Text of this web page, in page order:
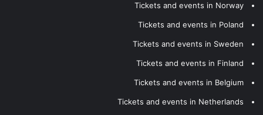
Tickets and events in Norway
Tickets and events in Poland
Tickets and events in Sweden
Tickets and events in Finland
Tickets and events in Belgium
Tickets and events in Netherlands